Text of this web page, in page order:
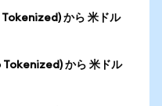
から 米ドル
から 米ドル